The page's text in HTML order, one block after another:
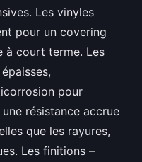
Les vinyles
pour un covering
à court terme. Les
pour
résistance accrue
que les rayures,
Les finitions –